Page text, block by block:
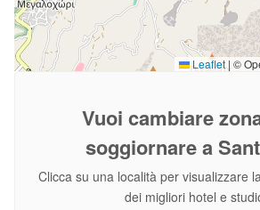
Leaflet | ©
Vuoi cambiare
soggiornare a
Clicca su una località per visualizzare
dei migliori hotel e